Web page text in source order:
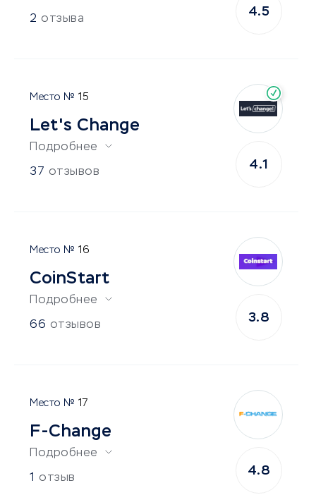
2 отзыва
4.5
15
Let's Change
Подробнее
37 отзывов
4.1
16
CoinStart
Подробнее
66 отзывов
3.8
17
F-Change
Подробнее
1 отзыв
4.8